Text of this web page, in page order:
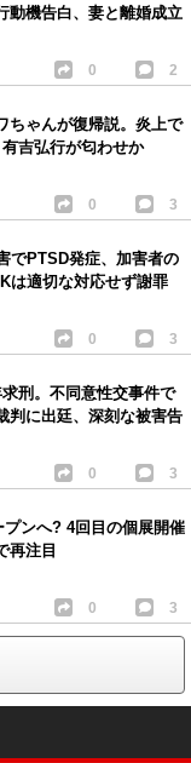
動機告白、妻と離婚成立
0 2
ちゃんが復帰説。炎上で
吉弘行が匂わせか
0 3
でPTSD発症、加害者の
は適切な対応せず謝罪
0 3
刑。不同意性交事件で
に出廷、深刻な被害告
0 3
ンへ? 4回目の個展開催
再注目
0 3